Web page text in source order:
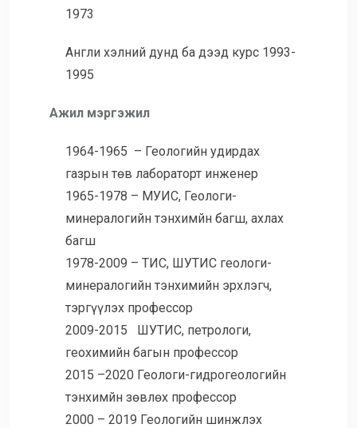
1973
Англи хэлний дунд ба дээд курс 1993-
1995
Ажил мэргэжил
1964-1965 – Геологийн удирдах
газрын төв лабораторт инженер
1965-1978 – МУИС, Геологи-
минералогийн тэнхимйн багш, ахлах
багш
1978-2009 – ТИС, ШУТИС геологи-
минералогийн тэнхимийн эрхлэгч,
тэргүүлэх профессор
2009-2015 ШУТИС, петрологи,
геохимийн багын профессор
2015 –2020 Геологи-гидрогеологийн
тэнхимйн зөвлөх профессор
2000 – 2019 Геологийн шинжлэх